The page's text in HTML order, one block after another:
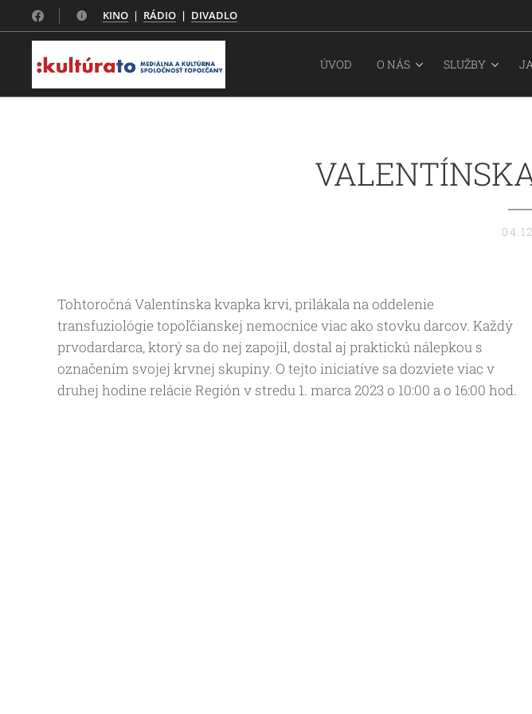
KINO | RÁDIO | DIVADLO
ÚVOD O NÁS SLUŽBY
Tohtoročná Valentínska kvapka krvi, prilákala na oddelenie
transfuziológie topoľčianskej nemocnice viac ako stovku darcov. Každý
prvodardarca, ktorý sa do nej zapojil, dostal aj praktickú nálepkou s
označením svojej krvnej skupiny. O tejto iniciatíve sa dozviete viac v
druhej hodine relácie Región v stredu 1. marca 2023 o 10:00 a o 16:00 hod.